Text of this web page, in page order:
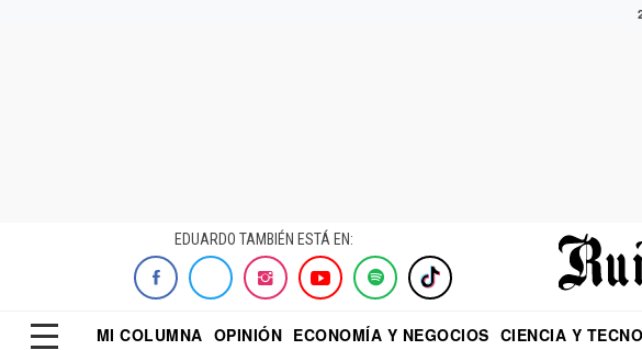
EDUARDO TAMBIÉN ESTÁ EN:
MI COLUMNA OPINIÓN ECONOMÍA Y NEGOCIOS CIENCIA Y